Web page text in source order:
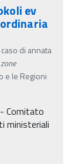
ev
di annata
zone
e le Regioni
Comitato
ministeriali